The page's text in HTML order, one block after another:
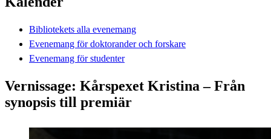
Bibliotekets alla evenemang
Evenemang för doktorander och forskare
Evenemang för studenter
Vernissage: Kårspexet Kristina – Från
synopsis till premiär